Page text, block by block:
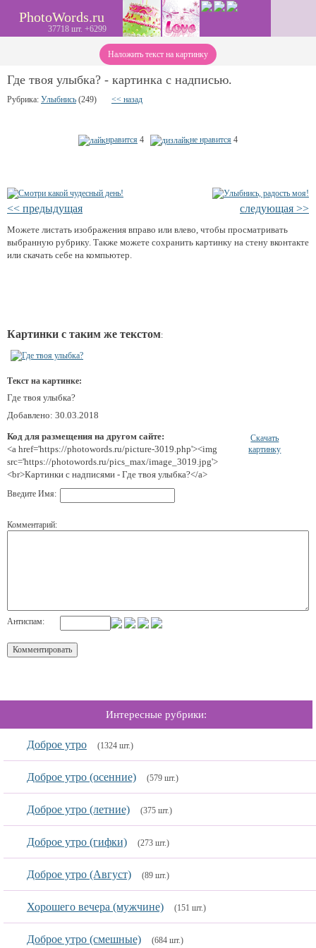
PhotoWords.ru
37718 шт. +6299
Наложить текст на картинку
Где твоя улыбка? - картинка с надписью.
Рубрика: Улыбнись (249) << назад
нравится 4 не нравится 4
<< предыдущая следующая >>
Можете листать изображения вправо или влево, чтобы просматривать
выбранную рубрику. Также можете сохранить картинку на стену вконтакте
или скачать себе на компьютер.
Картинки с таким же текстом:
Текст на картинке:
Где твоя улыбка?
Добавлено: 30.03.2018
Код для размещения на другом сайте:
<a href='https://photowords.ru/picture-3019.php'><img
src='https://photowords.ru/pics_max/image_3019.jpg'>
<br>Картинки с надписями - Где твоя улыбка?</a>
Скачать
картинку
Введите Имя:
Комментарий:
Антиспам:
Интересные рубрики:
Доброе утро (1324 шт.)
Доброе утро (осенние) (579 шт.)
Доброе утро (летние) (375 шт.)
Доброе утро (гифки) (273 шт.)
Доброе утро (Август) (89 шт.)
Хорошего вечера (мужчине) (151 шт.)
Доброе утро (смешные) (684 шт.)